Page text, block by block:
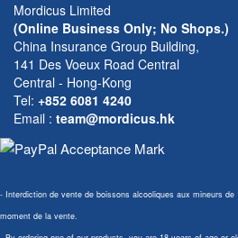
Mordicus Limited
(Online Business Only; No Shops.)
China Insurance Group Building,
141 Des Voeux Road Central
Central - Hong-Kong
Tel: +852 6081 4240
Email : team@mordicus.hk
- Interdiction de vente de boissons alcooliques aux mineurs
moment de la vente.